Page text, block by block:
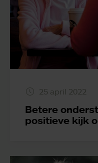
25 april 2022
Betere
positieve kijk